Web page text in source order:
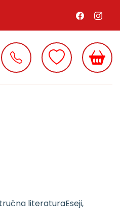
literaturaEseji,